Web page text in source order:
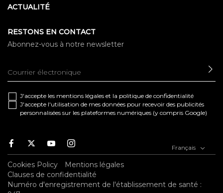
ACTUALITÉ
RESTONS EN CONTACT
Abonnez-vous à notre newsletter
J'accepte les mentions légales et la politique de confidentialité
J'accepte l'utilisation de mes données pour recevoir des publicités
personnalisées sur les plateformes numériques (y compris Google)
Facebook
TwitterYoutubeInstagram Français
Cookies Policy
Mentions légales
Clauses de confidentialité
Numéro d'enregistrement de l'établissement de santé :